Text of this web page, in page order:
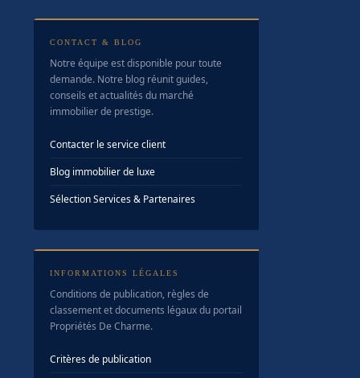
CONTACT & BLOG
Notre équipe est disponible pour toute
demande. Notre blog réunit guides,
conseils et actualités du marché
immobilier de prestige.
Contacter le service client
Blog immobilier de luxe
Sélection Services & Partenaires
INFORMATIONS LÉGALES
Conditions de publication, règles de
classement et documents légaux du portail
Propriétés De Charme.
Critères de publication